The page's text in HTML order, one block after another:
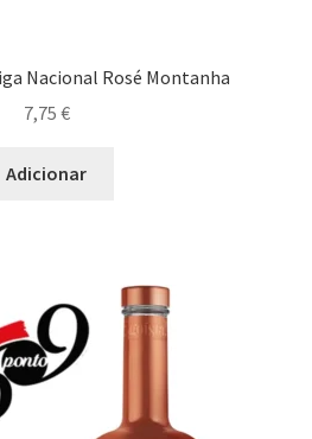
Nacional Rosé Montanha
7,75 €
Adicionar